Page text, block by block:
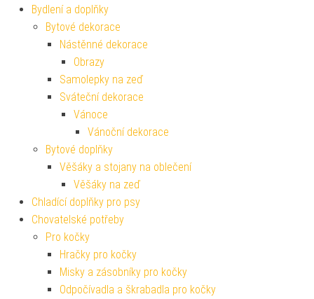
Bydlení a doplňky
Bytové dekorace
Nástěnné dekorace
Obrazy
Samolepky na zeď
Sváteční dekorace
Vánoce
Vánoční dekorace
Bytové doplňky
Věšáky a stojany na oblečení
Věšáky na zeď
Chladící doplňky pro psy
Chovatelské potřeby
Pro kočky
Hračky pro kočky
Misky a zásobníky pro kočky
Odpočívadla a škrabadla pro kočky